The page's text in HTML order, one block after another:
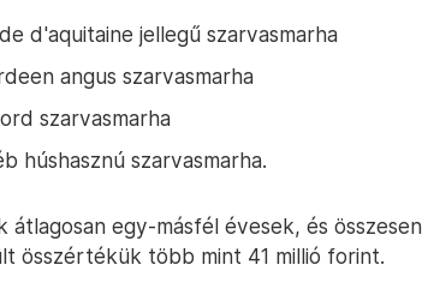
d'aquitaine jellegű szarvasmarha
angus szarvasmarha
szarvasmarha
húshasznú szarvasmarha.
átlagosan egy-másfél évesek, és
összértékük több mint 41 millió forint.